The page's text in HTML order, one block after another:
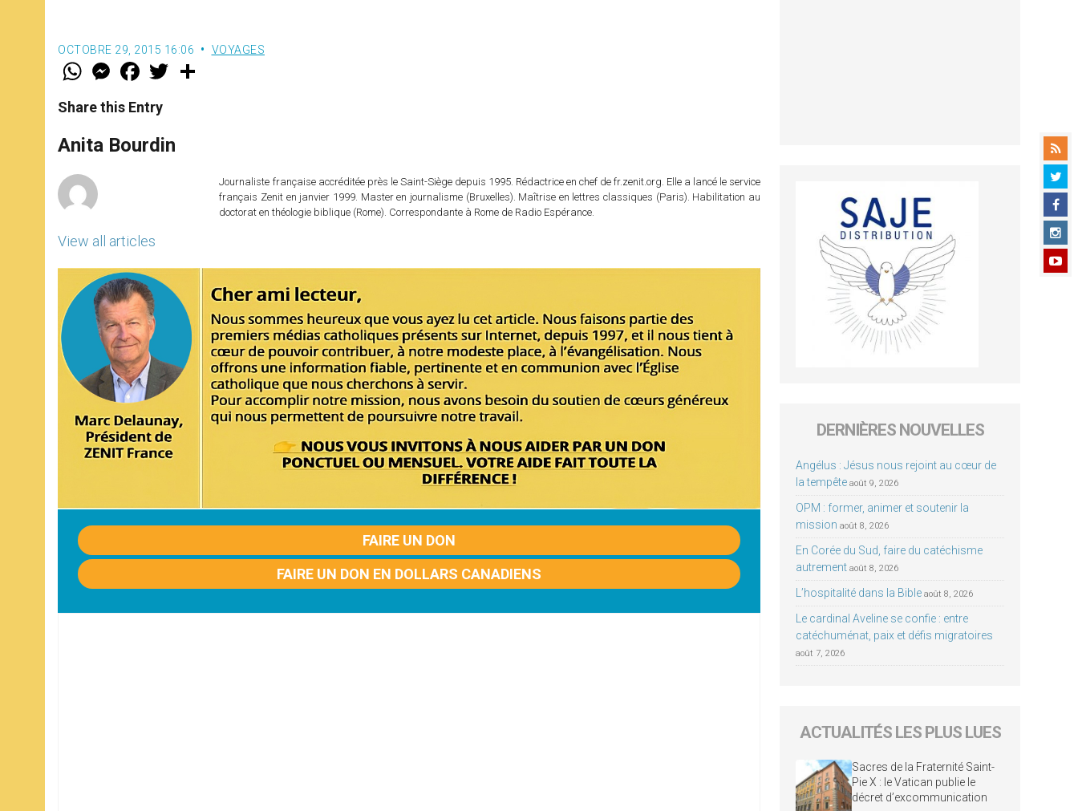
OCTOBRE 29, 2015 16:06 VOYAGES
W
t
s
p
p
M
e
s
e
g
e
F
a
e
b
o
k
w
r
Share this Entry
Anita Bourdin
View all articles
Journaliste française accréditée près le Saint-Siège depuis 1995. Rédactrice en chef de fr.zenit.org. Elle a lancé le service
français Zenit en janvier 1999. Master en journalisme (Bruxelles). Maîtrise en lettres classiques (Paris). Habilitation au
doctorat en théologie biblique (Rome). Correspondante à Rome de Radio Espérance.
FAIRE UN DON
FAIRE UN DON EN DOLLARS CANADIENS
DERNIÈRES NOUVELLES
Angélus : Jésus nous rejoint au cœur de
la tempête août 9, 2026
OPM : former, animer et soutenir la
mission août 8, 2026
En Corée du Sud, faire du catéchisme
autrement août 8, 2026
L’hospitalité dans la Bible août 8, 2026
Le cardinal Aveline se confie : entre
catéchuménat, paix et défis migratoires
août 7, 2026
ACTUALITÉS LES PLUS LUES
Sacres de la Fraternité Saint-
Pie X : le Vatican publie le
décret d’excommunication